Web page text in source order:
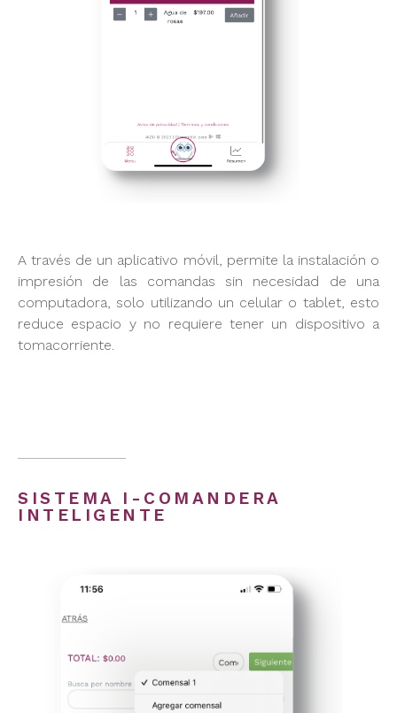
A través de un aplicativo móvil, permite la instalación o
impresión de las comandas sin necesidad de una
computadora, solo utilizando un celular o tablet, esto
reduce espacio y no requiere tener un dispositivo a
tomacorriente.
SISTEMA I-COMANDERA
INTELIGENTE